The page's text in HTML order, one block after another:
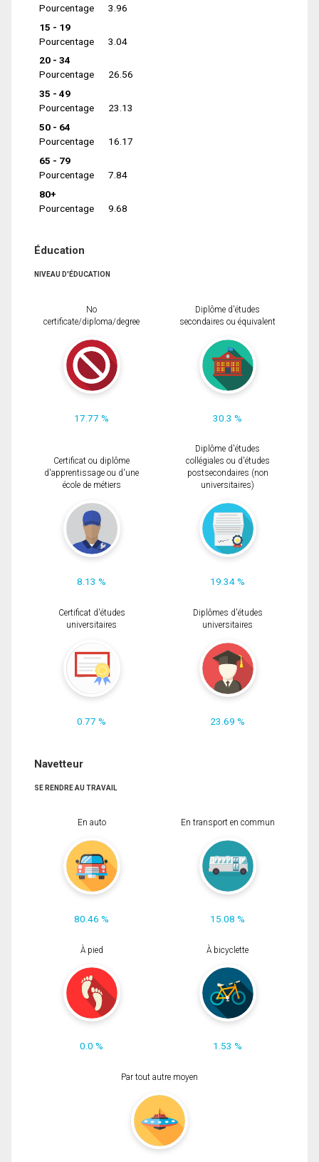
Pourcentage
3.96
15 - 19
Pourcentage
3.04
20 - 34
Pourcentage
26.56
35 - 49
Pourcentage
23.13
50 - 64
Pourcentage
16.17
65 - 79
Pourcentage
7.84
80+
Pourcentage
9.68
Éducation
NIVEAU D'ÉDUCATION
No
certificate/diploma/degree
17.77 %
Diplôme d'études
secondaires ou équivalent
30.3 %
Certificat ou diplôme
d'apprentissage ou d'une
école de métiers
8.13 %
Diplôme d'études
collégiales ou d'études
postsecondaires (non
universitaires)
19.34 %
Certificat d'études
universitaires
0.77 %
Diplômes d'études
universitaires
23.69 %
Navetteur
SE RENDRE AU TRAVAIL
En auto
80.46 %
En transport en commun
15.08 %
À pied
0.0 %
À bicyclette
1.53 %
Par tout autre moyen